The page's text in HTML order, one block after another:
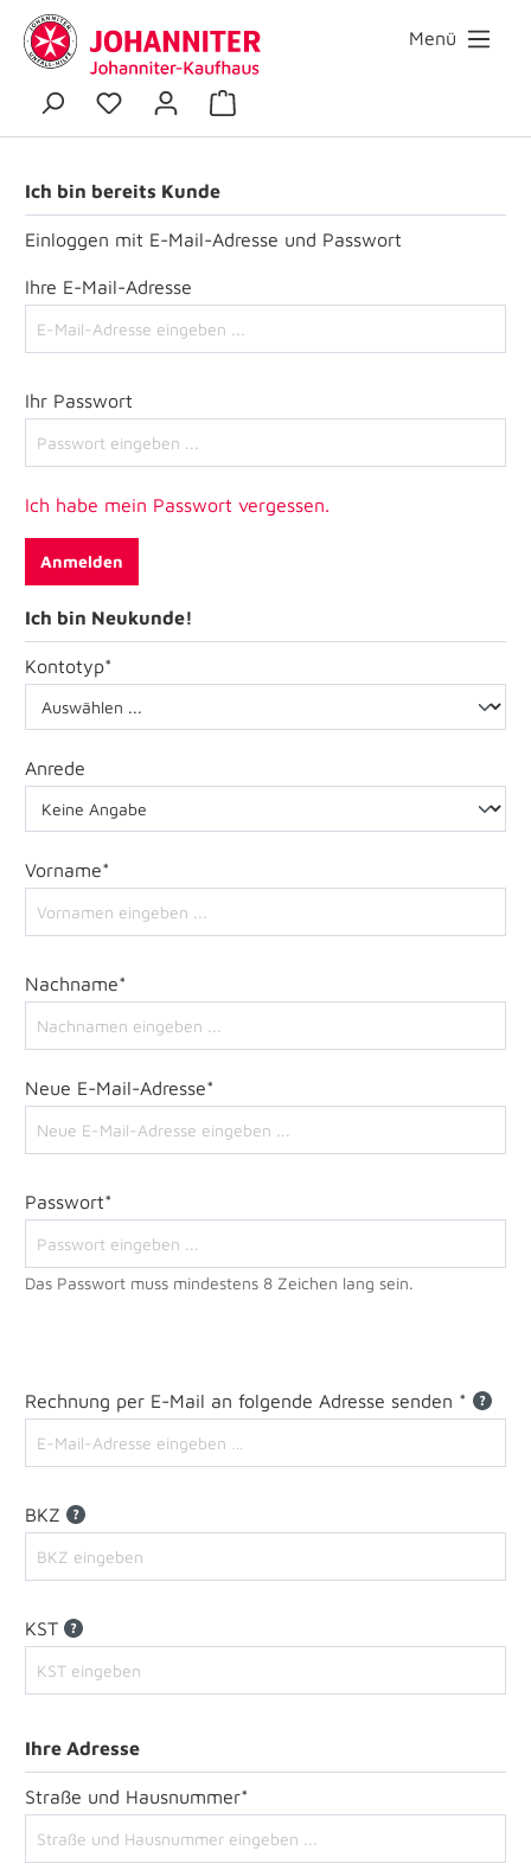
Menü
Ich bin bereits Kunde
Einloggen mit E-Mail-Adresse und Passwort
Ihre E-Mail-Adresse
Ihr Passwort
Ich habe mein Passwort vergessen.
Anmelden
Ich bin Neukunde!
Kontotyp*
Anrede
Vorname*
Nachname*
Neue E-Mail-Adresse*
Passwort*
Das Passwort muss mindestens 8 Zeichen lang sein.
Rechnung per E-Mail an folgende Adresse senden *
BKZ
KST
Ihre Adresse
Straße und Hausnummer*